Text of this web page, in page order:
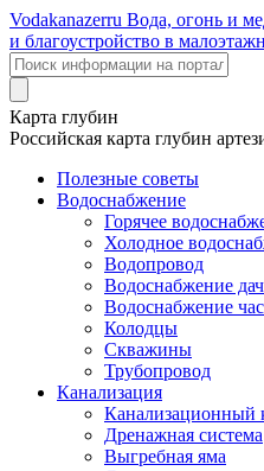
Vodakanazerru Вода, огонь и
и благоустройство в
Карта глубин
Российская карта глубин
Полезные советы
Водоснабжение
Горячее
Холодное
Водопровод
Водоснабжение
Водоснабжение
Колодцы
Скважины
Трубопровод
Канализация
Канализационный
Дренажная система
Выгребная яма